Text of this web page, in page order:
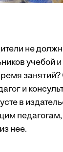
не
учебой
и
в
нее.